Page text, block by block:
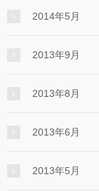
2014年5月
2013年9月
2013年8月
2013年6月
2013年5月